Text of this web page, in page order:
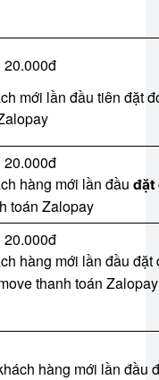
20.000đ
mới lần đầu tiên đặt
20.000đ
hàng mới lần đầu đặt
toán Zalopay
20.000đ
hàng mới lần đầu
thanh toán Zalopay
hàng mới lần đầu